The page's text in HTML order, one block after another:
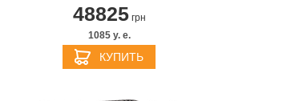
48825грн
1085 y. e.
КУПИТЬ